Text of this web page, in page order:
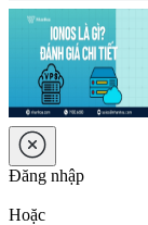
Đăng nhập
Hoặc